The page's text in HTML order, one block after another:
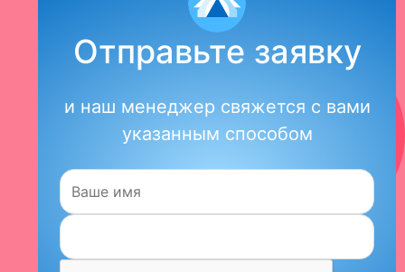
Отправьте заявку
и наш менеджер свяжется с вами
указанным способом
Имя: